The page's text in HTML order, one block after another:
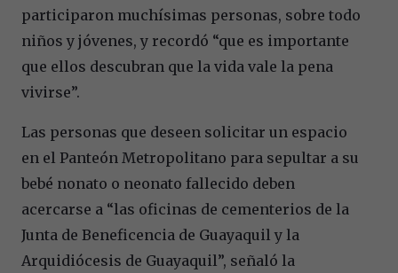
participaron muchísimas personas, sobre todo
niños y jóvenes, y recordó “que es importante
que ellos descubran que la vida vale la pena
vivirse”.
Las personas que deseen solicitar un espacio
en el Panteón Metropolitano para sepultar a su
bebé nonato o neonato fallecido deben
acercarse a “las oficinas de cementerios de la
Junta de Beneficencia de Guayaquil y la
Arquidiócesis de Guayaquil”, señaló la